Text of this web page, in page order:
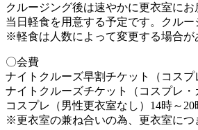
クルージング後は速やかに更衣室にお
当日軽食を用意する予定です。クルー
※軽食は人数によって変更する場合が
〇会費
ナイトクルーズ早割チケット（コス
ナイトクルーズチケット（コスプレ
コスプレ（男性更衣室なし）14時～20
※更衣室の兼ね合いの為、更衣室につ